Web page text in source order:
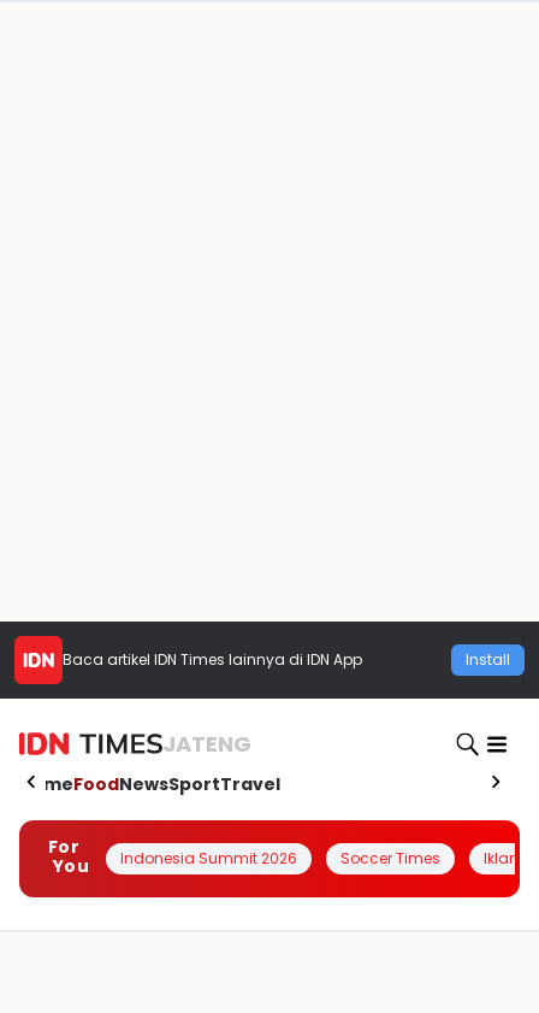
Baca artikel IDN Times lainnya di IDN App Install
JATENG
HomeFoodNewsSportTravel
For
You
Indonesia Summit 2026 Soccer Times Iklanin